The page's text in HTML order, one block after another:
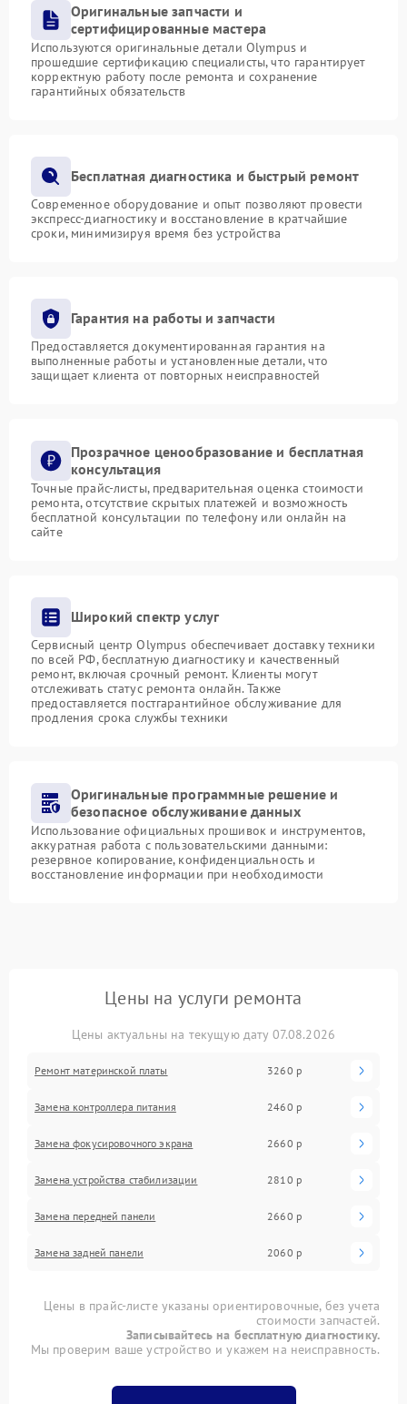
Оригинальные запчасти и
сертифицированные мастера
Используются оригинальные детали Olympus и
прошедшие сертификацию специалисты, что гарантирует
корректную работу после ремонта и сохранение
гарантийных обязательств
Бесплатная диагностика и быстрый ремонт
Современное оборудование и опыт позволяют провести
экспресс-диагностику и восстановление в кратчайшие
сроки, минимизируя время без устройства
Гарантия на работы и запчасти
Предоставляется документированная гарантия на
выполненные работы и установленные детали, что
защищает клиента от повторных неисправностей
Прозрачное ценообразование и бесплатная
консультация
Точные прайс-листы, предварительная оценка стоимости
ремонта, отсутствие скрытых платежей и возможность
бесплатной консультации по телефону или онлайн на
сайте
Широкий спектр услуг
Сервисный центр Olympus обеспечивает доставку техники
по всей РФ, бесплатную диагностику и качественный
ремонт, включая срочный ремонт. Клиенты могут
отслеживать статус ремонта онлайн. Также
предоставляется постгарантийное обслуживание для
продления срока службы техники
Оригинальные программные решение и
безопасное обслуживание данных
Использование официальных прошивок и инструментов,
аккуратная работа с пользовательскими данными:
резервное копирование, конфиденциальность и
восстановление информации при необходимости
Цены на услуги ремонта
Цены актуальны на текущую дату 07.08.2026
Ремонт материнской платы 3260 р
Замена контроллера питания 2460 р
Замена фокусировочного экрана 2660 р
Замена устройства стабилизации 2810 р
Замена передней панели 2660 р
Замена задней панели 2060 р
Цены в прайс-листе указаны ориентировочные, без учета
стоимости запчастей.
Записывайтесь на бесплатную диагностику.
Мы проверим ваше устройство и укажем на неисправность.